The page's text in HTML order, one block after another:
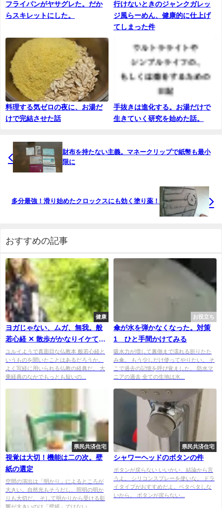
フライパンがヤサグレた。だか
らスキレットにした。
行けないときのジャンクガレッ
ジ風らーめん、健康的に仕上げ
てしまった件
料理する気ゼロの夜に、お湯だ
けで完結させた話
手抜きは進化する。お湯だけで
生きていく研究を始めた話。
財布を持たない主義。マネークリップで紙幣も最小
限に
多分最強！滑り始めたクロックスにも効く塗り薬！
おすすめの記事
健康
ヨガじゃない、ムガ、無我。般
若心経 ✕ 散歩がかなりイケて
る。
ユルイようで真面目な仏教本 般若心経と
いうものを聞いたことはあるだろうか。
よく写経に用いられる仏教の経典だ。 大
乗経典のなかでもっとも短いの...
お役立ち
傘が水を弾かなくなった。対策
1 ひと手間かけてみる
吸水力が増して裏側まで濡れる折りたた
み傘。 もう少しだけ使ってやりたい。 そ
こで過去の記憶を呼び覚ました。 防水マ
ニアの過去 全ての生地は水...
県民共済住宅
視覚は大切！機能は二の次。壁
紙の選定
空間の演出は「明かり」によるところが
大きい。自然光もそうだし、照明の明か
りも大切だ。 そして明かりから受ける影
響が大きいのは「壁紙」ではない...
県民共済住宅
シャワーヘッドのボタンの件
ボタンが戻らない いいかい、結論から言
うよ。 シリコンスプレーを使いな。 ドラ
イタイプがおすすめだよ。ベタベタしな
いから。 ボタンが戻らない...